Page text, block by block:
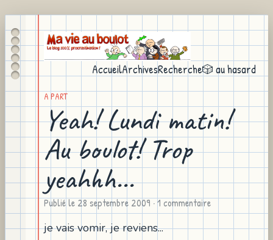
AccueilArchivesRecherche🎲 au hasard
A PART
Yeah! Lundi matin!
Au boulot! Trop
yeahhh...
Publié le28 septembre 2009· 1 commentaire
je vais vomir, je reviens...